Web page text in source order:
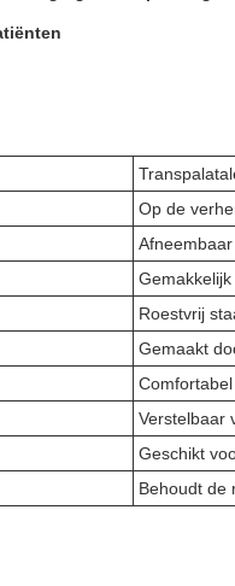
Op de
Roestvrij
Gemaakt
Verstelbaar
Geschikt
Behoudt de